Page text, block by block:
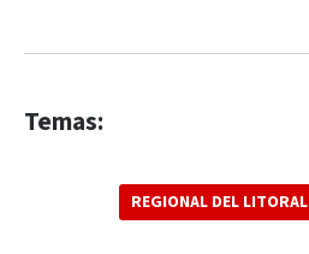
Temas:
REGIONAL DEL LITORAL